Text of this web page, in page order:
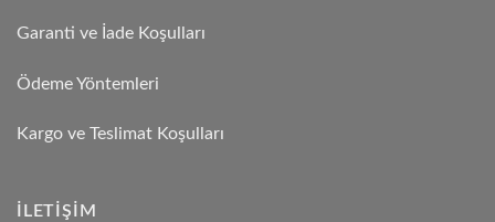
Garanti ve İade Koşulları
Ödeme Yöntemleri
Kargo ve Teslimat Koşulları
İLETIŞIM